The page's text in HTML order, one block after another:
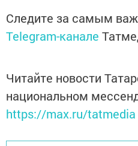
Следите за самым
Telegram-канале
Читайте новости
национальном
https://max.ru/tatmedia